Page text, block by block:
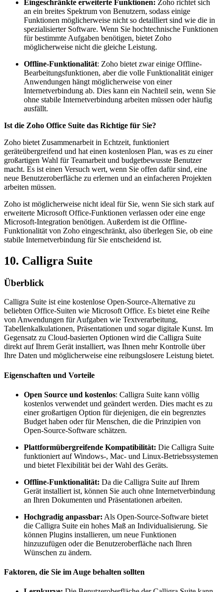
Eingeschränkte erweiterte Funktionen: Zoho richtet sich
an ein breites Spektrum von Benutzern, sodass einige
Funktionen möglicherweise nicht so detailliert sind wie die in
spezialisierter Software. Wenn Sie hochtechnische Funktionen
für bestimmte Aufgaben benötigen, bietet Zoho
möglicherweise nicht die gleiche Leistung.
Offline-Funktionalität: Zoho bietet zwar einige Offline-
Bearbeitungsfunktionen, aber die volle Funktionalität einiger
Anwendungen hängt möglicherweise von einer
Internetverbindung ab. Dies kann ein Nachteil sein, wenn Sie
ohne stabile Internetverbindung arbeiten müssen oder häufig
ausfällt.
Ist die Zoho Office Suite das Richtige für Sie?
Zoho bietet Zusammenarbeit in Echtzeit, funktioniert
geräteübergreifend und hat einen kostenlosen Plan, was es zu einer
großartigen Wahl für Teamarbeit und budgetbewusste Benutzer
macht. Es ist einen Versuch wert, wenn Sie offen dafür sind, eine
neue Benutzeroberfläche zu erlernen und an einfacheren Projekten
arbeiten müssen.
Zoho ist möglicherweise nicht ideal für Sie, wenn Sie sich stark auf
erweiterte Microsoft Office-Funktionen verlassen oder eine enge
Microsoft-Integration benötigen. Außerdem ist die Offline-
Funktionalität von Zoho eingeschränkt, also überlegen Sie, ob eine
stabile Internetverbindung für Sie entscheidend ist.
10. Calligra Suite
Überblick
Calligra Suite ist eine kostenlose Open-Source-Alternative zu
beliebten Office-Suiten wie Microsoft Office. Es bietet eine Reihe
von Anwendungen für Aufgaben wie Textverarbeitung,
Tabellenkalkulationen, Präsentationen und sogar digitale Kunst. Im
Gegensatz zu Cloud-basierten Optionen wird die Calligra Suite
direkt auf Ihrem Gerät installiert, was Ihnen mehr Kontrolle über
Ihre Daten und möglicherweise eine reibungslosere Leistung bietet.
Eigenschaften und Vorteile
Open Source und kostenlos: Calligra Suite kann völlig
kostenlos verwendet und geändert werden. Dies macht es zu
einer großartigen Option für diejenigen, die ein begrenztes
Budget haben oder für Menschen, die die Prinzipien von
Open-Source-Software schätzen.
Plattformübergreifende Kompatibilität: Die Calligra Suite
funktioniert auf Windows-, Mac- und Linux-Betriebssystemen
und bietet Flexibilität bei der Wahl des Geräts.
Offline-Funktionalität: Da die Calligra Suite auf Ihrem
Gerät installiert ist, können Sie auch ohne Internetverbindung
an Ihren Dokumenten und Präsentationen arbeiten.
Hochgradig anpassbar: Als Open-Source-Software bietet
die Calligra Suite ein hohes Maß an Individualisierung. Sie
können Plugins installieren, um neue Funktionen
hinzuzufügen oder die Benutzeroberfläche nach Ihren
Wünschen zu ändern.
Faktoren, die Sie im Auge behalten sollten